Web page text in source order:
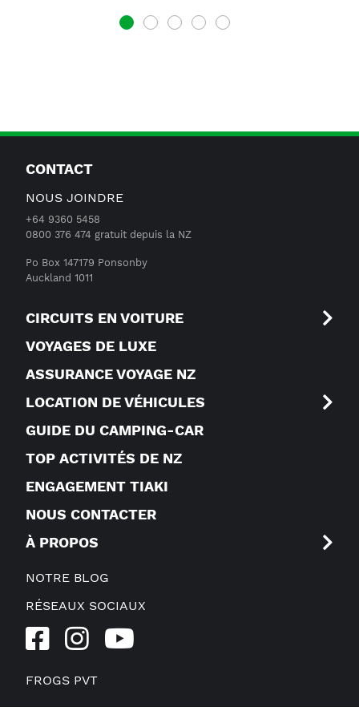
1 2 3 4 5
CONTACT
NOUS JOINDRE
+64 9360 5458
0800 376 474 gratuit depuis la NZ
Po Box 147179 Ponsonby
Auckland 1011
CIRCUITS EN VOITURE
VOYAGES DE LUXE
ASSURANCE VOYAGE NZ
LOCATION DE VÉHICULES
GUIDE DU CAMPING-CAR
TOP ACTIVITÉS DE NZ
ENGAGEMENT TIAKI
NOUS CONTACTER
À PROPOS
NOTRE BLOG
RÉSEAUX SOCIAUX
FROGS PVT